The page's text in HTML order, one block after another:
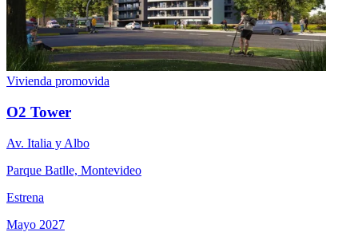
Vivienda promovida
O2 Tower
Av. Italia y Albo
Parque Batlle, Montevideo
Estrena
Mayo 2027